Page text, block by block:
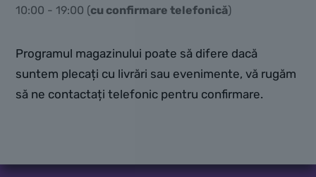
10:00 - 19:00 (cu confirmare telefonică)
Programul magazinului poate să difere dacă
suntem plecați cu livrări sau evenimente, vă rugăm
să ne contactați telefonic pentru confirmare.